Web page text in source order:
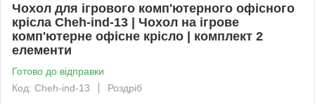
Чохол для ігрового комп'ютерного офісного
крісла Cheh-ind-13 | Чохол на ігрове
комп'ютерне офісне крісло | комплект 2
елементи
Готово до відправки
Код: Cheh-ind-13
Роздріб